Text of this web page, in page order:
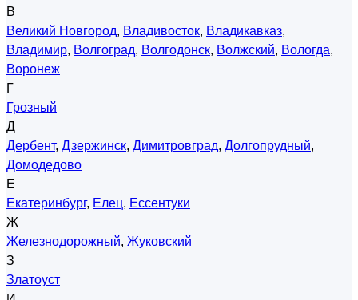
В
Великий Новгород, Владивосток, Владикавказ,
Владимир, Волгоград, Волгодонск, Волжский, Вологда,
Воронеж
Г
Грозный
Д
Дербент, Дзержинск, Димитровград, Долгопрудный,
Домодедово
Е
Екатеринбург, Елец, Ессентуки
Ж
Железнодорожный, Жуковский
З
Златоуст